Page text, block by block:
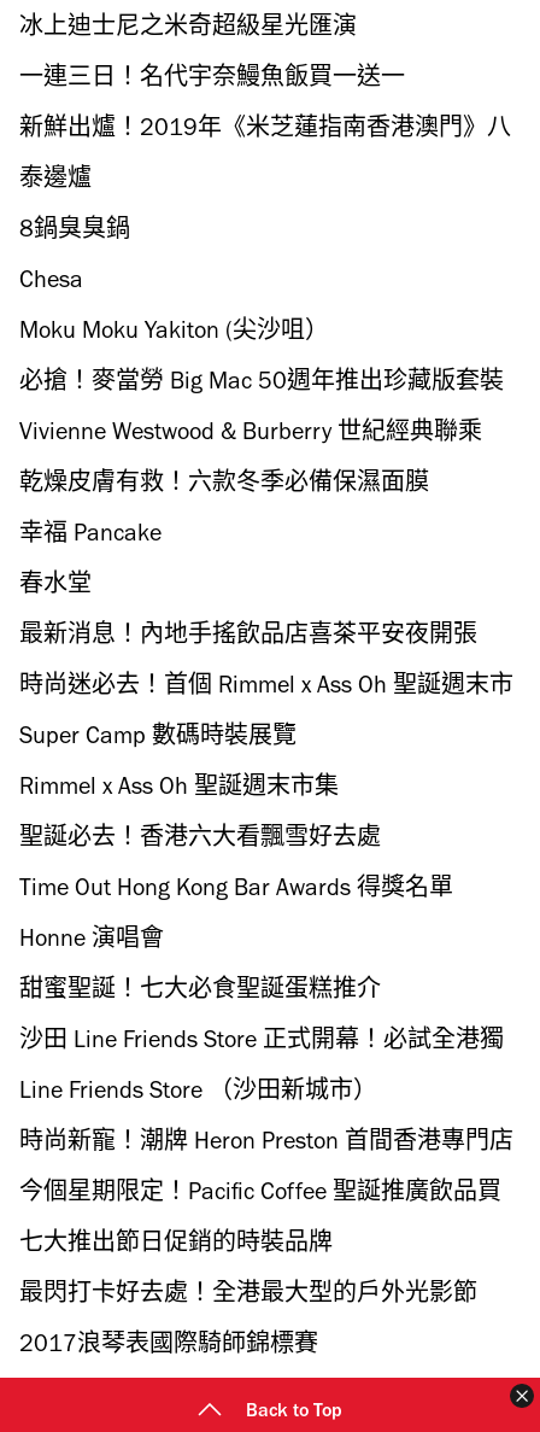
冰上迪士尼之米奇超級星光匯演
一連三日！名代宇奈鰻魚飯買一送一
新鮮出爐！2019年《米芝蓮指南香港澳門》八
間店首奪星
泰邊爐
8鍋臭臭鍋
Chesa
Moku Moku Yakiton (尖沙咀）
必搶！麥當勞 Big Mac 50週年推出珍藏版套裝
Vivienne Westwood & Burberry 世紀經典聯乘
乾燥皮膚有救！六款冬季必備保濕面膜
幸福 Pancake
春水堂
最新消息！內地手搖飲品店喜茶平安夜開張
時尚迷必去！首個 Rimmel x Ass Oh 聖誕週末市
集即將開幕
Super Camp 數碼時裝展覽
Rimmel x Ass Oh 聖誕週末市集
聖誕必去！香港六大看飄雪好去處
Time Out Hong Kong Bar Awards 得獎名單
Honne 演唱會
甜蜜聖誕！七大必食聖誕蛋糕推介
沙田 Line Friends Store 正式開幕！必試全港獨
家 BT21特飲
Line Friends Store （沙田新城市）
時尚新寵！潮牌 Heron Preston 首間香港專門店
現已進駐銅鑼灣
今個星期限定！Pacific Coffee 聖誕推廣飲品買
一送一
七大推出節日促銷的時裝品牌
最閃打卡好去處！全港最大型的戶外光影節
2017浪琴表國際騎師錦標賽
Back to Top